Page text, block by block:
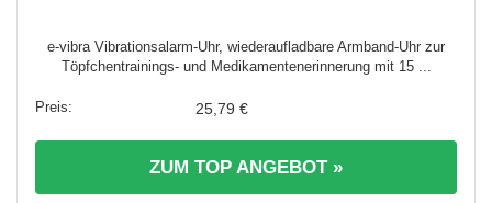
e-vibra Vibrationsalarm-Uhr, wiederaufladbare Armband-Uhr zur
Töpfchentrainings- und Medikamentenerinnerung mit 15 ...
25,79 €
ZUM TOP ANGEBOT »